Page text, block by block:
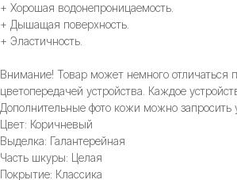
+ Хорошая водонепроницаемость.
+ Дышащая поверхность.
+ Эластичность.
Внимание! Товар может немного отличаться
цветопередачей устройства. Каждое
Дополнительные фото кожи можно запросить
Цвет: Коричневый
Выделка: Галантерейная
Часть шкуры: Целая
Покрытие: Классика